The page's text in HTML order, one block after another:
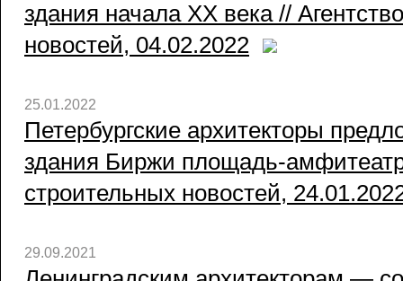
здания начала ХХ века //
новостей, 04.02.2022
25.01.2022
Петербургские архитекторы
здания Биржи площадь-амфитеатр
строительных новостей,
29.09.2021